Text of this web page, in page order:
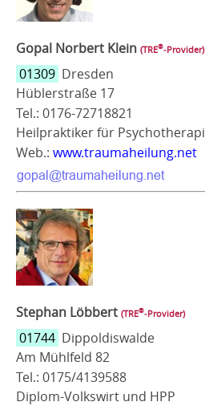
Gopal Norbert Klein (TRE®‑Provider)
01309 Dresden
Hüblerstraße 17
Tel.: 0176-72718821
Heilpraktiker für
Web.: www.traumaheilung.net
Stephan Löbbert (TRE®‑Provider)
01744 Dippoldiswalde
Am Mühlfeld 82
Tel.: 0175/4139588
Diplom-Volkswirt und HPP